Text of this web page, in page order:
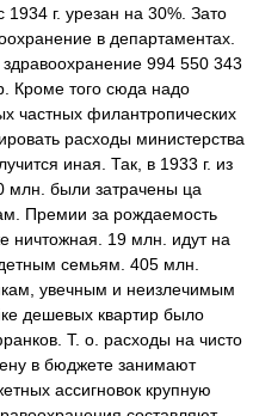
1934 г. урезан на 30%. Зато
в департаментах.
994 550 343
Кроме того сюда надо
частных филантропических
расходы министерства
иная. Так, в 1933 г. из
млн. были затрачены ца
Премии за рождаемость
ничтожная. 19 млн. идут на
семьям. 405 млн.
увечным и неизлечимым
дешевых квартир было
Т. о. расходы на чисто
в бюджете занимают
ассигновок крупную